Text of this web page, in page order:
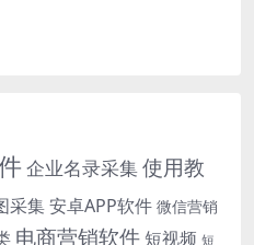
企业名录采集使用教
采集安卓APP软件 微信营销
电商营销软件短视频 短